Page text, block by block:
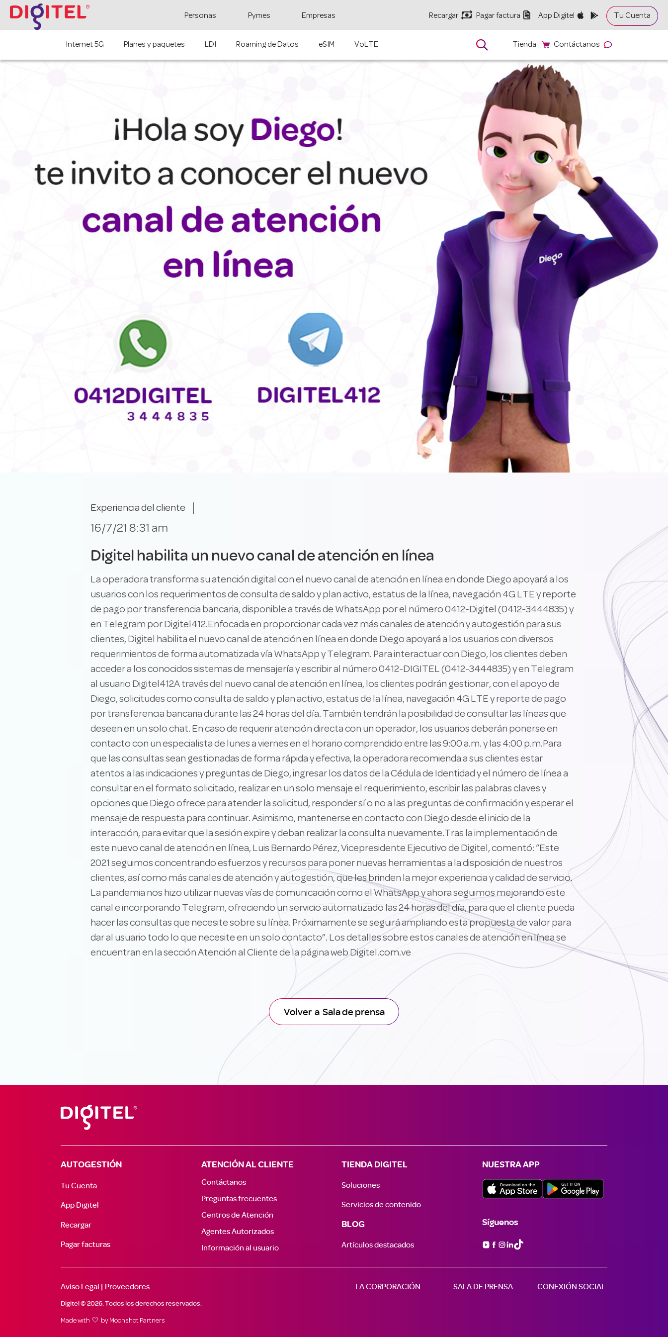
Personas Pymes Empresas Recargar  Pagar factura  App Digitel Tu Cuenta
Internet 5G Planes y paquetes LDI Roaming de Datos eSIM VoLTE  Tienda Contáctanos
Experiencia del cliente
16/7/21 8:31 am
Digitel habilita un nuevo canal de atención en línea
La operadora transforma su atención digital con el nuevo canal de atención en línea en donde Diego apoyará a los
usuarios con los requerimientos de consulta de saldo y plan activo, estatus de la línea, navegación 4G LTE y reporte
de pago por transferencia bancaria, disponible a través de WhatsApp por el número 0412-Digitel (0412-3444835) y
en Telegram por Digitel412.Enfocada en proporcionar cada vez más canales de atención y autogestión para sus
clientes, Digitel habilita el nuevo canal de atención en línea en donde Diego apoyará a los usuarios con diversos
requerimientos de forma automatizada vía WhatsApp y Telegram. Para interactuar con Diego, los clientes deben
acceder a los conocidos sistemas de mensajería y escribir al número 0412-DIGITEL (0412-3444835) y en Telegram
al usuario Digitel412A través del nuevo canal de atención en línea, los clientes podrán gestionar, con el apoyo de
Diego, solicitudes como consulta de saldo y plan activo, estatus de la línea, navegación 4G LTE y reporte de pago
por transferencia bancaria durante las 24 horas del día. También tendrán la posibilidad de consultar las líneas que
deseen en un solo chat. En caso de requerir atención directa con un operador, los usuarios deberán ponerse en
contacto con un especialista de lunes a viernes en el horario comprendido entre las 9:00 a.m. y las 4:00 p.m.Para
que las consultas sean gestionadas de forma rápida y efectiva, la operadora recomienda a sus clientes estar
atentos a las indicaciones y preguntas de Diego, ingresar los datos de la Cédula de Identidad y el número de línea a
consultar en el formato solicitado, realizar en un solo mensaje el requerimiento, escribir las palabras claves y
opciones que Diego ofrece para atender la solicitud, responder sí o no a las preguntas de confirmación y esperar el
mensaje de respuesta para continuar. Asimismo, mantenerse en contacto con Diego desde el inicio de la
interacción, para evitar que la sesión expire y deban realizar la consulta nuevamente.Tras la implementación de
este nuevo canal de atención en línea, Luis Bernardo Pérez, Vicepresidente Ejecutivo de Digitel, comentó: “Este
2021 seguimos concentrando esfuerzos y recursos para poner nuevas herramientas a la disposición de nuestros
clientes, así como más canales de atención y autogestión, que les brinden la mejor experiencia y calidad de servicio.
La pandemia nos hizo utilizar nuevas vías de comunicación como el WhatsApp y ahora seguimos mejorando este
canal e incorporando Telegram, ofreciendo un servicio automatizado las 24 horas del día, para que el cliente pueda
hacer las consultas que necesite sobre su línea. Próximamente se seguirá ampliando esta propuesta de valor para
dar al usuario todo lo que necesite en un solo contacto”. Los detalles sobre estos canales de atención en línea se
encuentran en la sección Atención al Cliente de la página web Digitel.com.ve
Volver a Sala de prensa
AUTOGESTIÓN
Tu Cuenta
App Digitel
Recargar
Pagar facturas
ATENCIÓN AL CLIENTE
Contáctanos
Preguntas frecuentes
Centros de Atención
Agentes Autorizados
Información al usuario
TIENDA DIGITEL
Soluciones
Servicios de contenido
BLOG
Artículos destacados
NUESTRA APP
Síguenos

Aviso Legal | Proveedores LA CORPORACIÓN SALA DE PRENSA CONEXIÓN SOCIAL
Digitel © 2026. Todos los derechos reservados.
Made with 🤍 by Moonshot Partners